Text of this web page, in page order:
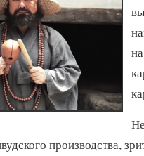
производства,